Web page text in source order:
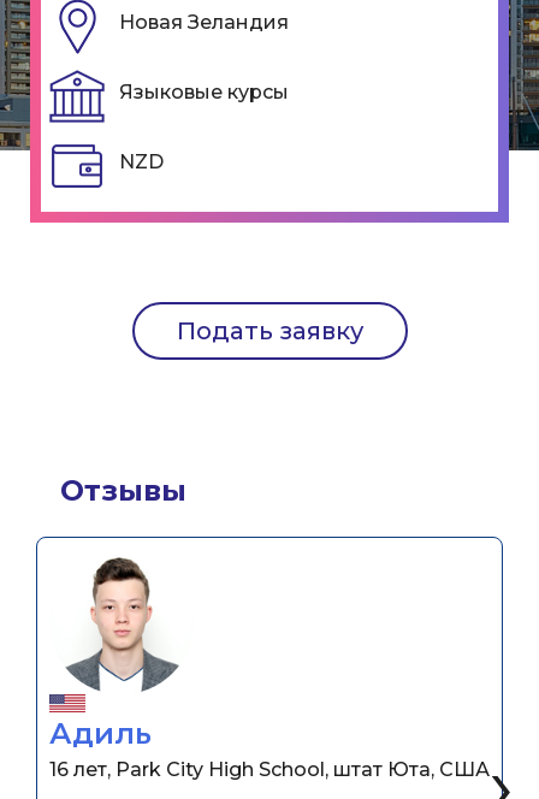
Новая Зеландия
Языковые курсы
NZD
Подать заявку
Отзывы
Адиль
16 лет, Park City High School, штат Юта, США